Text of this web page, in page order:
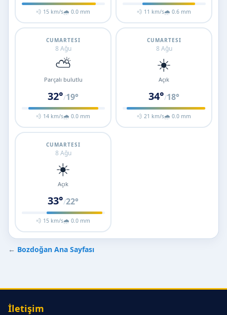
💨 15 km/s🌧 0.0 mm 💨 11 km/s🌧 0.6 mm
CUMARTESI
8 Ağu
⛅
Parçalı bulutlu
32°/19°
💨 14 km/s🌧 0.0 mm
CUMARTESI
8 Ağu
☀️
Açık
34°/18°
💨 21 km/s🌧 0.0 mm
CUMARTESI
8 Ağu
☀️
Açık
33°/22°
💨 15 km/s🌧 0.0 mm
← Bozdoğan Ana Sayfası
İletişim